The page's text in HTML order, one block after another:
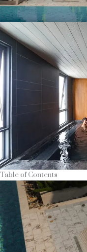
Table of Contents